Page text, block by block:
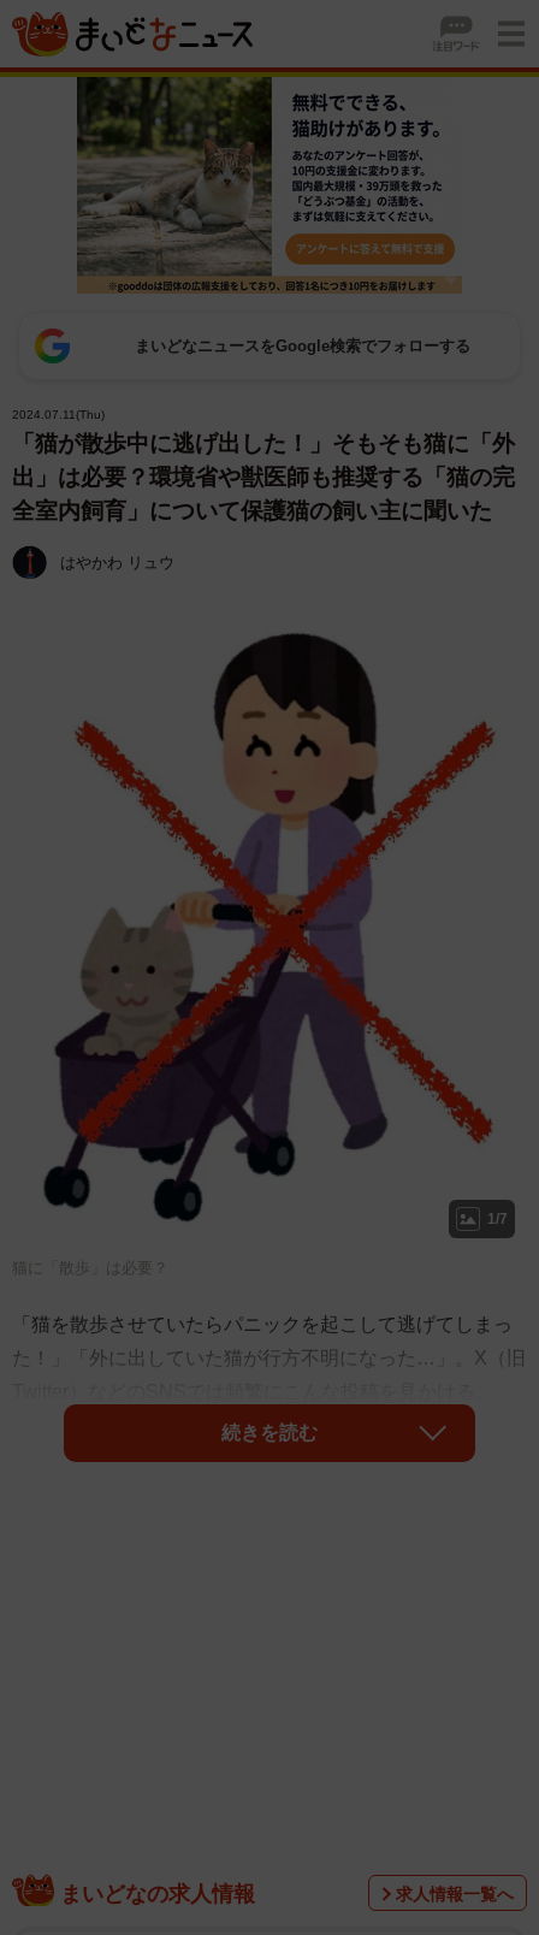
まいどなニュースをGoogle検索でフォローする
2024.07.11(Thu)
「猫が散歩中に逃げ出した！」そもそも猫に「外
出」は必要？環境省や獣医師も推奨する「猫の完
全室内飼育」について保護猫の飼い主に聞いた
はやかわ リュウ
1/7
猫に「散歩」は必要？
「猫を散歩させていたらパニックを起こして逃げてしまっ
た！」「外に出していた猫が行方不明になった…」。X（旧
獣医師によると、猫は犬以上に「環境の変化」に弱く、
また環境省も、猫が交通事故や感染症にあうリスク、糞尿
続きを読む
まいどなの求人情報 求人情報一覧へ